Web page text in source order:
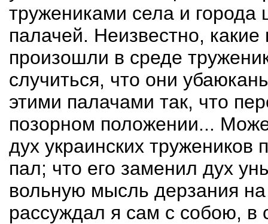
тружениками села и города
палачей. Неизвестно,
произошли в среде
случиться, что они
этими палачами так, что
позорном положении...
дух украинских тружеников
пал; что его заменил дух
вольную мысль дерзания
рассуждал я сам с собою, в